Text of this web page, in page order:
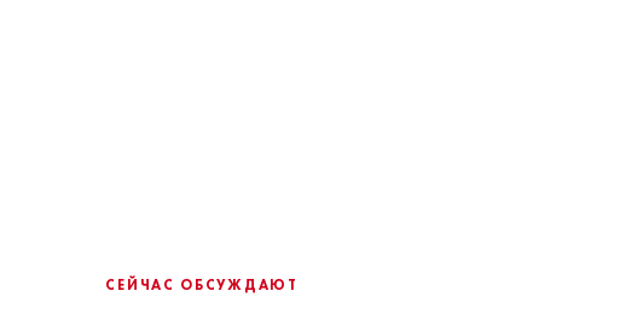
СЕЙЧАС ОБСУЖДАЮТ